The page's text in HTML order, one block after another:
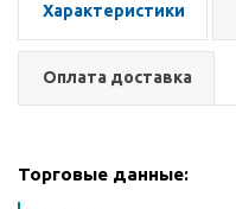
Характеристики
Оплата доставка
Торговые данные: